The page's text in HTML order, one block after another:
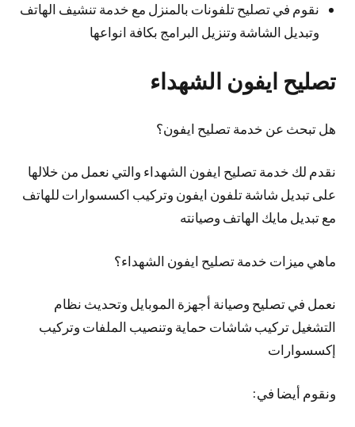
نقوم في تصليح تلفونات بالمنزل مع خدمة تنشيف الهاتف
وتبديل الشاشة وتنزيل البرامج بكافة انواعها
تصليح ايفون الشهداء
هل تبحث عن خدمة تصليح ايفون؟
نقدم لك خدمة تصليح ايفون الشهداء والتي نعمل من خلالها
على تبديل شاشة تلفون ايفون وتركيب اكسسوارات للهاتف
مع تبديل مايك الهاتف وصيانته
ماهي ميزات خدمة تصليح ايفون الشهداء؟
نعمل في تصليح وصيانة أجهزة الموبايل وتحديث نظام
التشغيل تركيب شاشات حماية وتنصيب الملفات وتركيب
إكسسوارات
ونقوم أيضا في: